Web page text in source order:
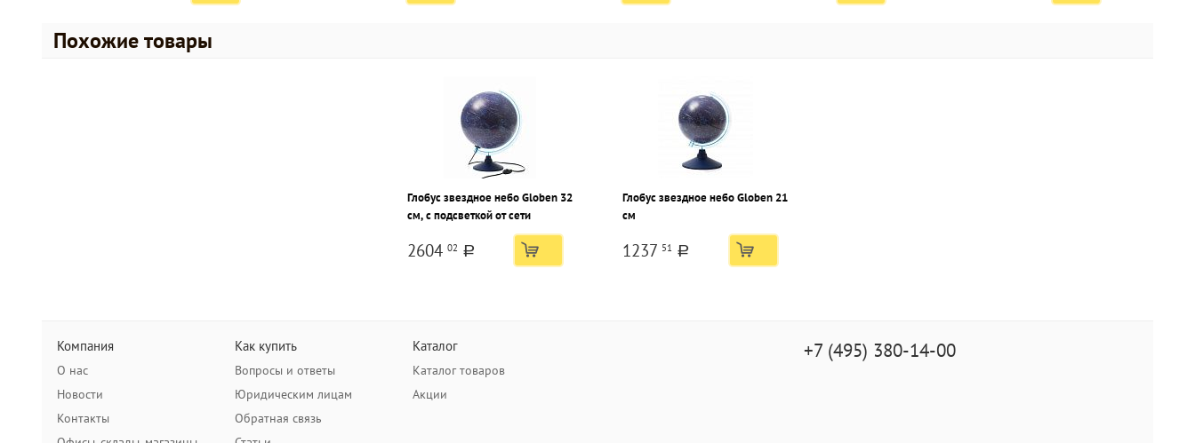
Похожие товары
Глобус звездное небо Globen 32
см, с подсветкой от сети
2604 02 a
Глобус звездное небо Globen 21
см
1237 51 a
Компания
О нас
Новости
Контакты
Как купить
Вопросы и ответы
Юридическим лицам
Обратная связь
Каталог
Каталог товаров
Акции
+7 (495) 380-14-00